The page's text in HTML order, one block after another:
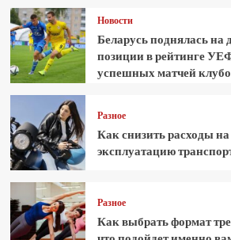
Новости
Беларусь поднялась на
позиции в рейтинге
успешных матчей
Разное
Как снизить расходы
эксплуатацию
Разное
Как выбрать формат